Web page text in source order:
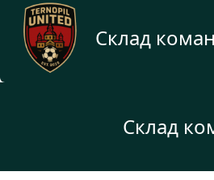
Склад
Склад